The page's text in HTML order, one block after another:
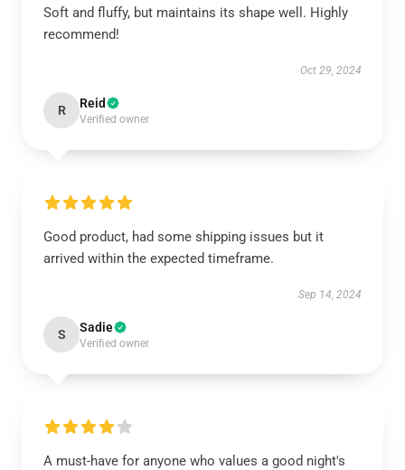
Soft and fluffy, but maintains its shape well. Highly
recommend!
Oct 29, 2024
R Reid
Verified owner
Good product, had some shipping issues but it
arrived within the expected timeframe.
Sep 14, 2024
S Sadie
Verified owner
A must-have for anyone who values a good night's